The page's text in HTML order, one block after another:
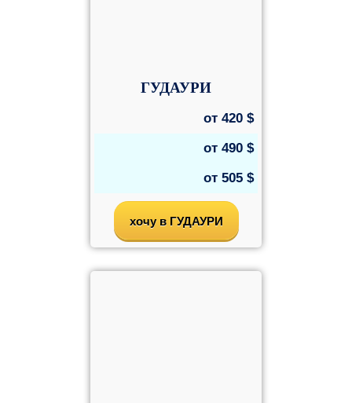
ГУДАУРИ
от 420 $
от 490 $
от 505 $
хочу в ГУДАУРИ